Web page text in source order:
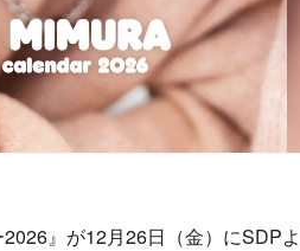
』が12月26日（金）にSDPよ